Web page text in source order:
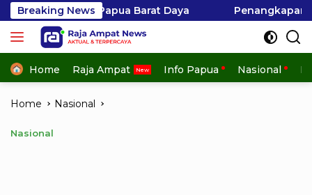
Skip
to
content
Breaking News
Barat Daya Penangkapan Hiu di Kepulauan Ayau
Home Raja Ampat Info Papua Nasional
Home Nasional
Nasional